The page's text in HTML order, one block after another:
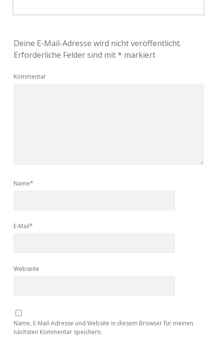
Deine E-Mail-Adresse wird nicht veröffentlicht.
Erforderliche Felder sind mit* markiert
Kommentar
Name*
E-Mail*
Webseite
Name, E-Mail-Adresse und Website in diesem Browser für meinen
nächsten Kommentar speichern.